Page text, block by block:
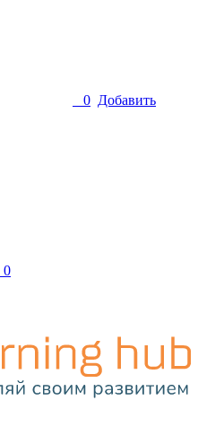
0 Добавить
0